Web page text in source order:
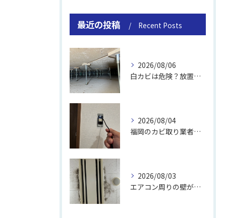
最近の投稿 Recent Posts
2026/08/06
白カビは危険？放置のリスクと取り方
2026/08/04
福岡のカビ取り業者おすすめの選び方と費用
2026/08/03
エアコン周りの壁が結露しやすい理由